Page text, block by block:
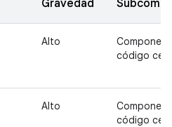
Gravedad
Alto
código
Alto
código